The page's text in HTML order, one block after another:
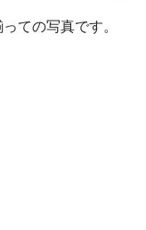
ての写真です。